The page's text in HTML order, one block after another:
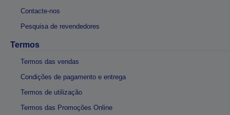
Contacte-nos
Pesquisa de revendedores
Termos
Termos das vendas
Condições de pagamento e entrega
Termos de utilização
Termos das Promoções Online